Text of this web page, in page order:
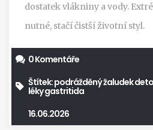
dostatek vlákniny a vody.
nutné, stačí čistší životní styl.
0 Komentáře
Štítek:podrážděný žaludek
lékygastritida
16.06.2026